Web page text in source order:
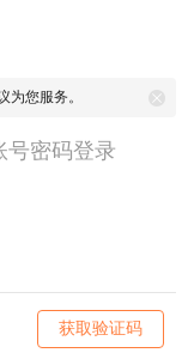
为您服务。
号密码登录
获取验证码